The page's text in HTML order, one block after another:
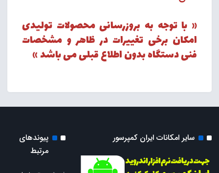
« با توجه به بروزرسانی محصولات تولیدی
امکان برخی تغییرات در ظاهر و مشخصات
فنی دستگاه بدون اطلاع قبلی می باشد »
سایر امکانات ایران کمپرسور
پیوندهای
مرتبط